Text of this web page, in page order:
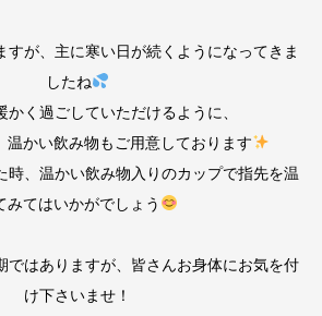
すが、主に寒い日が続くようになってきま
したね
かく過ごしていただけるように、
温かい飲み物もご用意しております
時、温かい飲み物入りのカップで指先を温
みてはいかがでしょう
ではありますが、皆さんお身体にお気を付
け下さいませ！